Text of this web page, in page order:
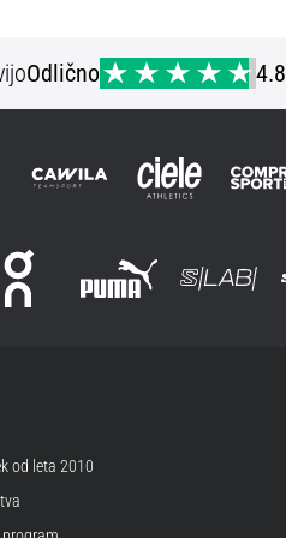
Odlično 4.8
od leta 2010